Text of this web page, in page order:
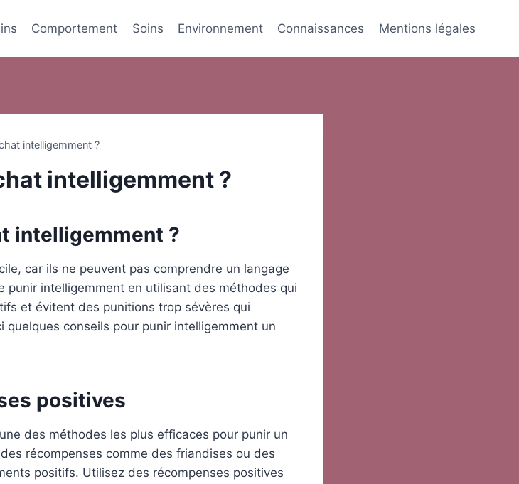
Comportement Soins Environnement Connaissances Mentions légales
intelligemment ?
intelligemment ?
intelligemment ?
car ils ne peuvent pas comprendre un langage
punir intelligemment en utilisant des méthodes qui
et évitent des punitions trop sévères qui
conseils pour punir intelligemment un
positives
des méthodes les plus efficaces pour punir un
récompenses comme des friandises ou des
positifs. Utilisez des récompenses positives